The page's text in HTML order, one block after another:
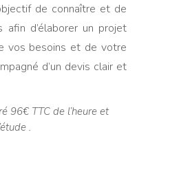
de connaître et de
d’élaborer un projet
vos besoins et de votre
d’un devis clair et
96€ TTC de l’heure et
.